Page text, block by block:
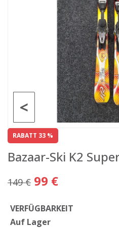
<
RABATT 33 %
Bazaar-Ski K2
149 € 99 €
VERFÜGBARKEIT
Auf Lager